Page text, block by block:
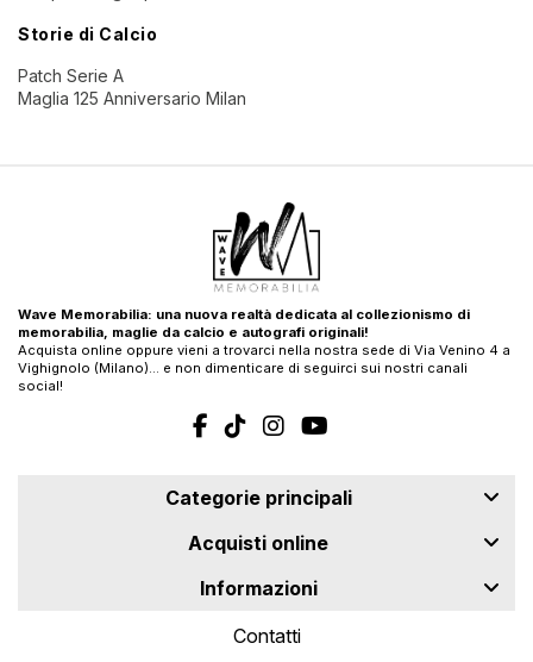
Storie di Calcio
Patch Serie A
Maglia 125 Anniversario Milan
Wave Memorabilia: una nuova realtà dedicata al collezionismo di
memorabilia, maglie da calcio e autografi originali!
Acquista online oppure vieni a trovarci nella nostra sede di Via Venino 4 a
Vighignolo (Milano)… e non dimenticare di seguirci sui nostri canali
social!
Categorie principali
Acquisti online
Informazioni
Contatti